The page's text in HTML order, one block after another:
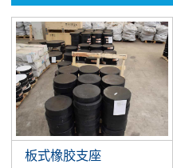
板式橡胶支座